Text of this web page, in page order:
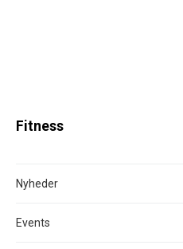
Fitness
Nyheder
Events